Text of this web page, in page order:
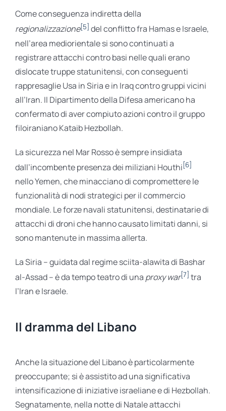
Come conseguenza indiretta della
regionalizzazione[5] del conflitto fra Hamas e Israele,
nell’area mediorientale si sono continuati a
registrare attacchi contro basi nelle quali erano
dislocate truppe statunitensi, con conseguenti
rappresaglie Usa in Siria e in Iraq contro gruppi vicini
all’Iran. Il Dipartimento della Difesa americano ha
confermato di aver compiuto azioni contro il gruppo
filoiraniano Kataib Hezbollah.
La sicurezza nel Mar Rosso è sempre insidiata
dall’incombente presenza dei miliziani Houthi [6]
nello Yemen, che minacciano di compromettere le
funzionalità di nodi strategici per il commercio
mondiale. Le forze navali statunitensi, destinatarie di
attacchi di droni che hanno causato limitati danni, si
sono mantenute in massima allerta.
La Siria – guidata dal regime sciita-alawita di Bashar
al-Assad – è da tempo teatro di una proxy war[7] tra
l’Iran e Israele.
Il dramma del Libano
Anche la situazione del Libano è particolarmente
preoccupante; si è assistito ad una significativa
intensificazione di iniziative israeliane e di Hezbollah.
Segnatamente, nella notte di Natale attacchi